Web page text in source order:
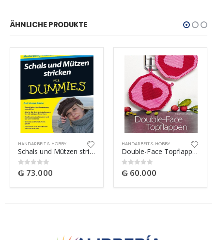
ÄHNLICHE PRODUKTE
HANDARBEIT & HOBBY
Schals und Mützen stricken für Dummies
0out of 5
₲ 73.000
HANDARBEIT & HOBBY
Double-Face Topflappen
0out of 5
₲ 60.000